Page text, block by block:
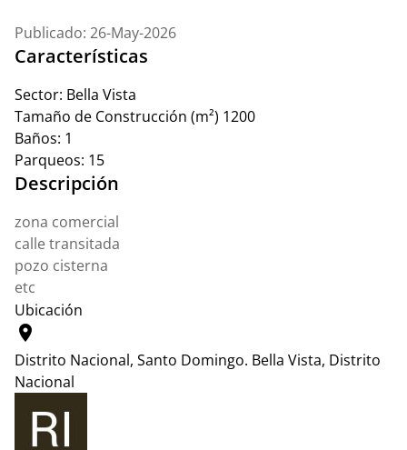
Publicado: 26-May-2026
Características
Sector: Bella Vista
Tamaño de Construcción (m²) 1200
Baños: 1
Parqueos: 15
Descripción
zona comercial
calle transitada
pozo cisterna
etc
Ubicación
location_on
Distrito Nacional, Santo Domingo. Bella Vista, Distrito
Nacional
+
−